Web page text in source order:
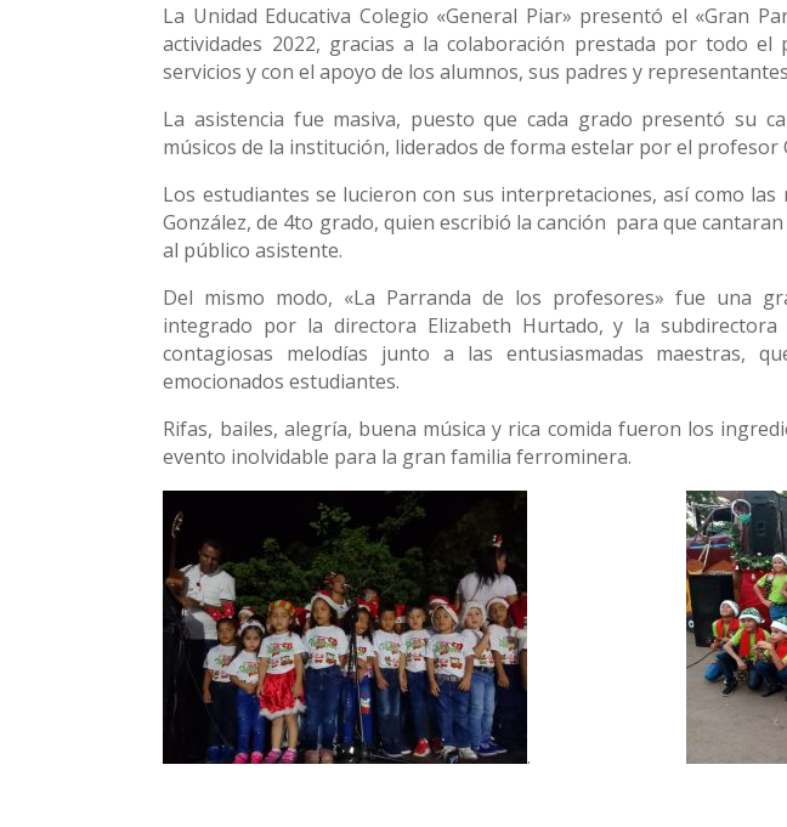
La Unidad Educativa Colegio «General Piar» presentó el «Gran
actividades 2022, gracias a la colaboración prestada por todo el
servicios y con el apoyo de los alumnos, sus padres y
La asistencia fue masiva, puesto que cada grado presentó su
músicos de la institución, liderados de forma estelar por el profesor
Los estudiantes se lucieron con sus interpretaciones, así como las
González, de 4to grado, quien escribió la canción para que
al público asistente.
Del mismo modo, «La Parranda de los profesores» fue una
integrado por la directora Elizabeth Hurtado, y la
contagiosas melodías junto a las entusiasmadas maestras,
emocionados estudiantes.
Rifas, bailes, alegría, buena música y rica comida fueron los
evento inolvidable para la gran familia ferrominera.
.